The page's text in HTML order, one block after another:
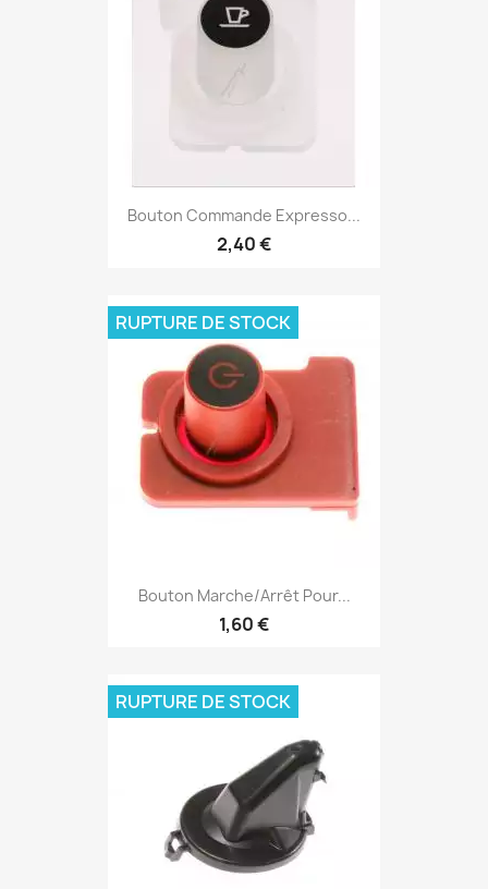
Bouton Commande Expresso...
2,40 €
Bouton Marche/Arrêt Pour...
1,60 €
RUPTURE DE STOCK
RUPTURE DE STOCK